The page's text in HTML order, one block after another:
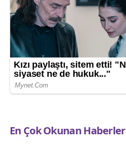
En Çok Okunan Haberler